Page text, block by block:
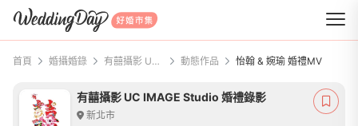
WeddingDay 好婚市集
首頁 婚攝婚錄 有囍攝影 UC IMAGE Studio 婚禮錄影 動態作品 怡翰 & 婉瑜 婚禮MV
有囍攝影 UC IMAGE Studio 婚禮錄影
新北市